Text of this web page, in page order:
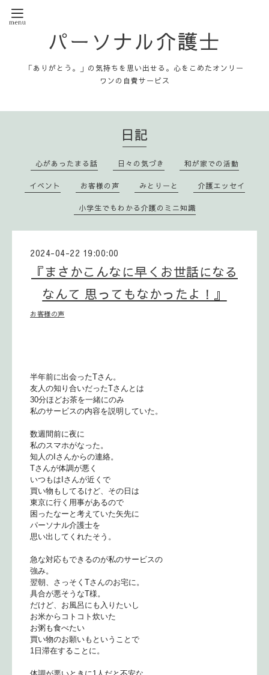
パーソナル介護士
「ありがとう。」の気持ちを思い出せる。心をこめたオンリー
ワンの自費サービス
日記
心があったまる話 日々の気づき 和が家での活動
イベント お客様の声 みとりーと 介護エッセイ
小学生でもわかる介護のミニ知識
2024-04-22 19:00:00
『まさかこんなに早くお世話になる
なんて 思ってもなかったよ！』
お客様の声
半年前に出会ったTさん。
友人の知り合いだったTさんとは
30分ほどお茶を一緒にのみ
私のサービスの内容を説明していた。
数週間前に夜に
私のスマホがなった。
知人のIさんからの連絡。
Tさんが体調が悪く
いつもはIさんが近くで
買い物もしてるけど、その日は
東京に行く用事があるので
困ったなーと考えていた矢先に
パーソナル介護士を
思い出してくれたそう。
急な対応もできるのが私のサービスの
強み。
翌朝、さっそくTさんのお宅に。
具合が悪そうなT様。
だけど、お風呂にも入りたいし
お米からコトコト炊いた
お粥も食べたい
買い物のお願いもということで
1日滞在することに。